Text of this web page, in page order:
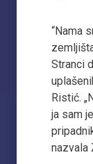
“Nama
Stranci
Ristić.
ja sam
nazvala